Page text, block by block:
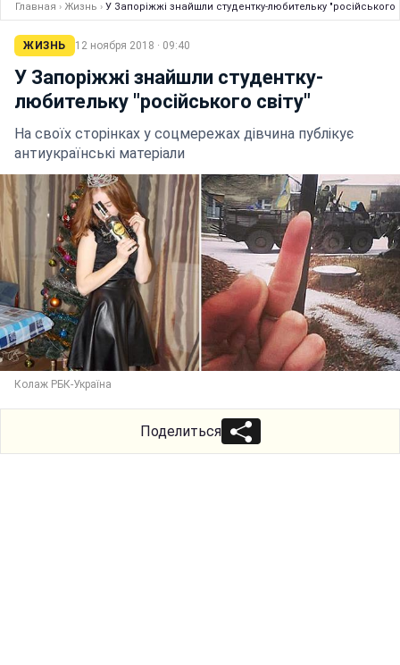
Главная › Жизнь › У Запоріжжі знайшли студентку-любительку "російського
ЖИЗНЬ 12 ноября 2018 · 09:40
У Запоріжжі знайшли студентку-
любительку "російського світу"
На своїх сторінках у соцмережах дівчина публікує
антиукраїнські матеріали
Колаж РБК-Україна
Поделиться